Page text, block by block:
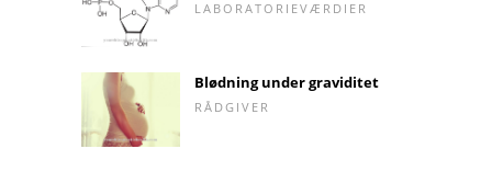
LABORATORIEVÆRDIER
Blødning under graviditet
RÅDGIVER